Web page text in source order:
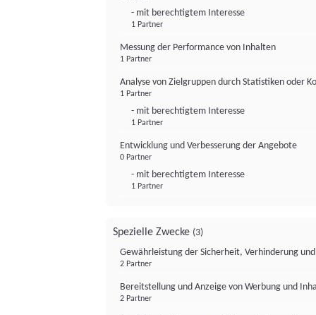
- mit berechtigtem Interesse
1 Partner
Messung der Performance von Inhalten
1 Partner
Analyse von Zielgruppen durch Statistiken oder
1 Partner
- mit berechtigtem Interesse
1 Partner
Entwicklung und Verbesserung der Angebote
0 Partner
- mit berechtigtem Interesse
1 Partner
Spezielle Zwecke (3)
Gewährleistung der Sicherheit, Verhinderung
2 Partner
Bereitstellung und Anzeige von Werbung und
2 Partner